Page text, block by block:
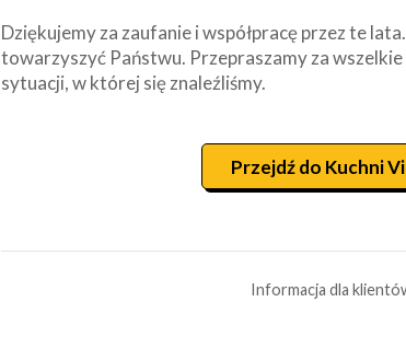
Dziękujemy za zaufanie i współpracę przez te
towarzyszyć Państwu. Przepraszamy za
sytuacji, w której się znaleźliśmy.
Przejdź do Kuchni
Informacja dla